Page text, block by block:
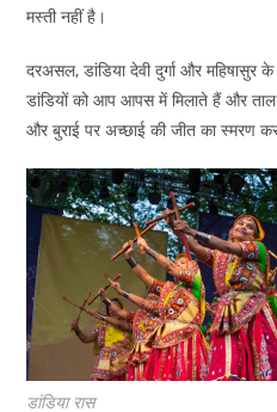
मस्ती नहीं है।
दरअसल, डांडिया देवी दुर्गा और महिषासुर
डांडियों को आप आपस में मिलाते हैं और ताल
और बुराई पर अच्छाई की जीत का स्मरण
डांडिया रास